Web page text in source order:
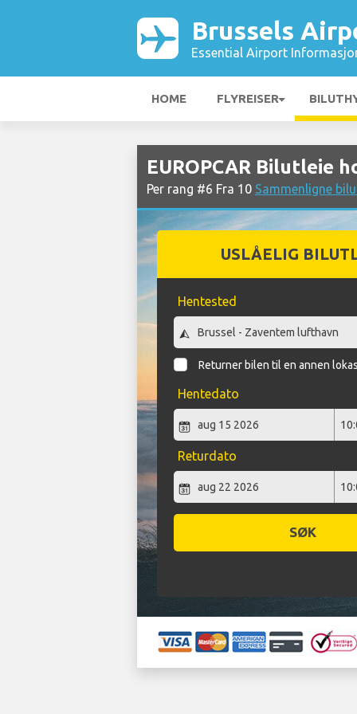
Brussels
Essential Airport
HOME FLYREISER
EUROPCAR Bilutleie
Per rang #6 Fra 10 Sammenligne
USLÅELIG
Hentested
Returner bilen til en annen
Hentedato
Returdato
SØK